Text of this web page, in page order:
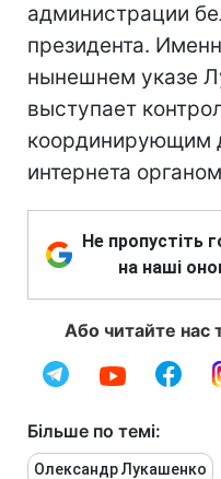
администрации
президента.
нынешнем указе
выступает
координирующим
интернета
Не пропустіть
на наші
Або читайте нас
Більше по темі:
Олександр Лукашенко